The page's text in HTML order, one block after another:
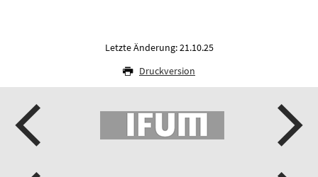
Letzte Änderung: 21.10.25
Druckversion